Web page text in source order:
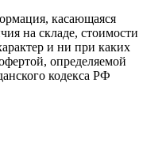
касающаяся
на складе, стоимости
и ни при каких
определяемой
кодекса РФ